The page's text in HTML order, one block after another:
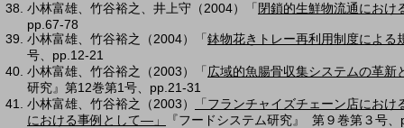
小林富雄、竹谷裕之、井上守（2004）「 閉鎖的生鮮物流通におけ
pp.67-78
小林富雄、竹谷裕之（2004）「 鉢物花きトレー再利用制度による
号、pp.12-21
小林富雄、竹谷裕之（2003）「 広域的魚腸骨収集システムの革
研究』第12巻第1号、pp.21-31
小林富雄、竹谷裕之（2003）
「フランチャイズチェーン店にお
における事例として―」
『フードシステム研究』 第９巻第３号